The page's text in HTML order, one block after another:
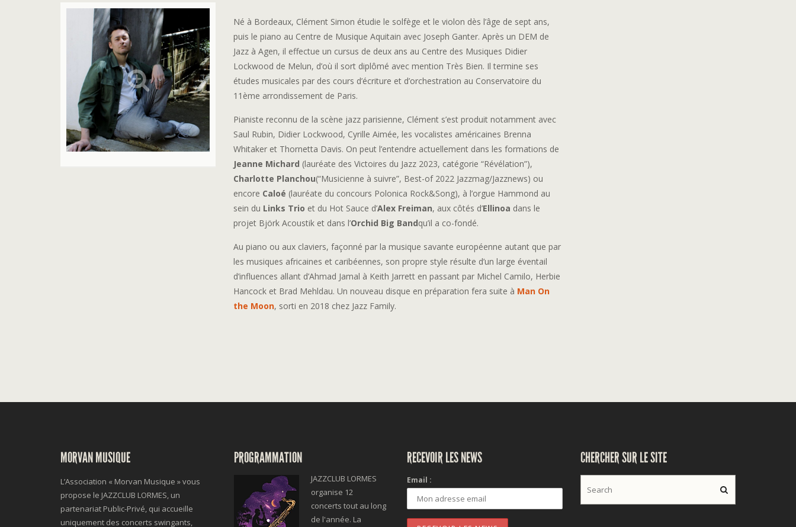
Né à Bordeaux, Clément Simon étudie le solfège et le violon dès l’âge de sept ans,
puis le piano au Centre de Musique Aquitain avec Joseph Ganter. Après un DEM de
Jazz à Agen, il effectue un cursus de deux ans au Centre des Musiques Didier
Lockwood de Melun, d’où il sort diplômé avec mention Très Bien. Il termine ses
études musicales par des cours d’écriture et d’orchestration au Conservatoire du
11ème arrondissement de Paris.
Pianiste reconnu de la scène jazz parisienne, Clément s’est produit notamment avec
Saul Rubin, Didier Lockwood, Cyrille Aimée, les vocalistes américaines Brenna
Whitaker et Thornetta Davis. On peut l’entendre actuellement dans les formations de
Jeanne Michard (lauréate des Victoires du Jazz 2023, catégorie “Révélation”),
Charlotte Planchou(“Musicienne à suivre”, Best-of 2022 Jazzmag/Jazznews) ou
encore Caloé (lauréate du concours Polonica Rock&Song), à l’orgue Hammond au
sein du Links Trio et du Hot Sauce d’Alex Freiman, aux côtés d’Ellinoa dans le
projet Björk Acoustik et dans l’Orchid Big Bandqu’il a co-fondé.
Au piano ou aux claviers, façonné par la musique savante européenne autant que par
les musiques africaines et caribéennes, son propre style résulte d’un large éventail
d’influences allant d’Ahmad Jamal à Keith Jarrett en passant par Michel Camilo, Herbie
Hancock et Brad Mehldau. Un nouveau disque en préparation fera suite à Man On
the Moon, sorti en 2018 chez Jazz Family.
MORVAN MUSIQUE
L’Association « Morvan Musique » vous
propose le JAZZCLUB LORMES, un
partenariat Public-Privé, qui accueille
uniquement des concerts swingants,
PROGRAMMATION
JAZZCLUB LORMES
organise 12
concerts tout au long
de l'année. La
RECEVOIR LES NEWS
Email :
CHERCHER SUR LE SITE